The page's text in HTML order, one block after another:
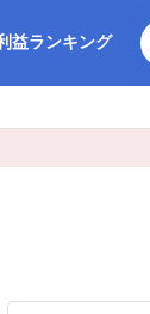
益ランキング